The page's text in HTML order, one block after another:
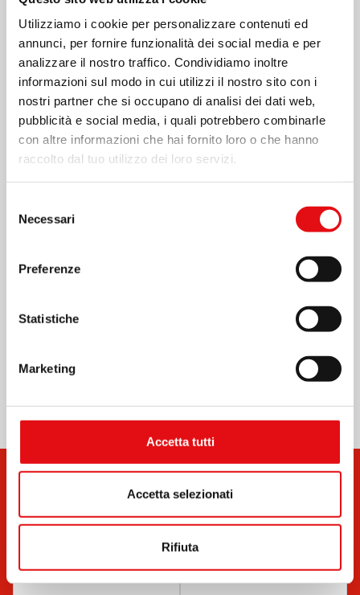
Utilizziamo i cookie per personalizzare contenuti ed
annunci, per fornire funzionalità dei social media e per
analizzare il nostro traffico. Condividiamo inoltre
informazioni sul modo in cui utilizzi il nostro sito con i
nostri partner che si occupano di analisi dei dati web,
pubblicità e social media, i quali potrebbero combinarle
con altre informazioni che hai fornito loro o che hanno
raccolto dal tuo utilizzo dei loro servizi.
delNecessari
Preferenze
Statistiche
Marketing
Accetta tutti
Accetta selezionati
Rifiuta